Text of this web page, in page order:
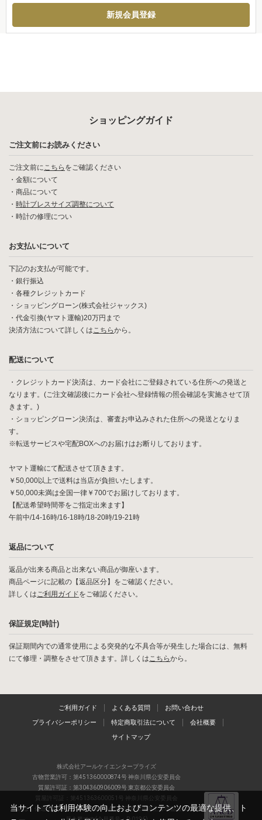
ショッピングガイド
ご注文前にお読みください
ご注文前にこちら をご確認ください
・ 金額について
・ 商品について
・ 時計ブレスサイズ調整について
・ 時計の修理につい
お支払いについて
下記のお支払が可能です。
・銀行振込
・各種クレジットカード
・ショッピングローン(株式会社ジャックス)
・代金引換(ヤマト運輸)20万円まで
決済方法について詳しくはこちらから。
配送について
・クレジットカード決済は、カード会社にご登録されている住所への発送と
なります。(ご注文確認後にカード会社へ登録情報の照会確認を実施させて頂
きます。)
・ショッピングローン決済は、審査お申込みされた住所への発送となりま
す。
※転送サービスや宅配BOXへのお届けはお断りしております。
ヤマト運輸にて配送させて頂きます。
￥50,000以上で送料は当店が負担いたします。
￥50,000未満は全国一律￥700でお届けしております。
【配送希望時間帯をご指定出来ます】
午前中/14-16時/16-18時/18-20時/19-21時
返品について
返品が出来る商品と出来ない商品が御座います。
商品ページに記載の【返品区分】をご確認ください。
詳しくはご利用ガイドをご確認ください。
保証規定(時計)
保証期間内での通常使用による突発的な不具合等が発生した場合には、無料
にて修理・調整をさせて頂きます。詳しくはこちらから。
ご利用ガイド よくある質問 お問い合わせ
プライバシーポリシー 特定商取引法について 会社概要
サイトマップ
株式会社アールケイエンタープライズ
古物営業許可：第451360000874号 神奈川県公安委員会
質屋許可証：第304360906009号 東京都公安委員会
質屋許可証：第451363600051号 神奈川県公安委員会
当店は、偽造品の流通防止を目指すAACD(日本流通自主管理協会)の正会
当サイトでは利用体験の向上およびコンテンツの最適な提供、ト